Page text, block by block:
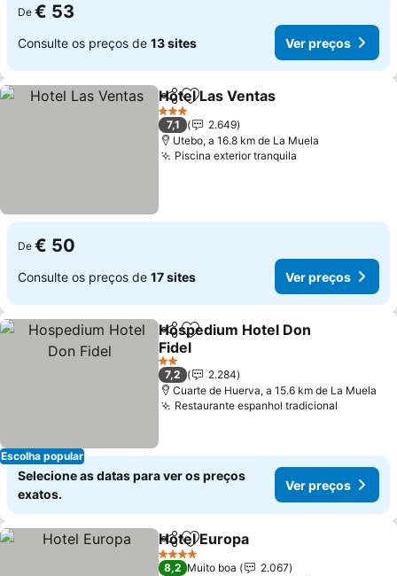
De € 53
Consulte os preços de 13 sites Ver preços
PartilharAdicionar aos favoritos
Hotel Las Ventas
3 Estrelas
7,1
2.649
Utebo, a 16.8 km de La Muela
Piscina exterior tranquila
De € 50
Consulte os preços de 17 sites Ver preços
Escolha popular
PartilharAdicionar aos favoritos
Hospedium Hotel Don
Fidel
Ver preços
2 Estrelas
7,2
2.284
Cuarte de Huerva, a 15.6 km de La Muela
Restaurante espanhol tradicional
Selecione as datas para ver os preços
exatos.
Ver preços
PartilharAdicionar aos favoritos
Hotel Europa
4 Estrelas
8,2 Muito boa
2.067